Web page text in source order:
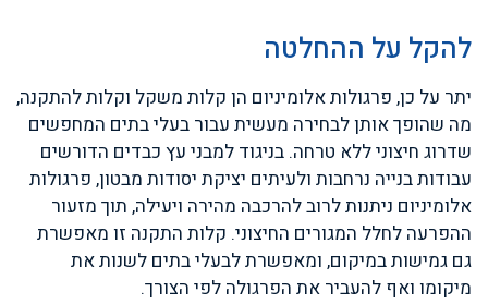
להקל על ההחלטה
יתר על כן, פרגולות אלומיניום הן קלות משקל וקלות להתקנה,
מה שהופך אותן לבחירה מעשית עבור בעלי בתים המחפשים
שדרוג חיצוני ללא טרחה. בניגוד למבני עץ כבדים הדורשים
עבודות בנייה נרחבות ולעיתים יציקת יסודות מבטון, פרגולות
אלומיניום ניתנות לרוב להרכבה מהירה ויעילה, תוך מזעור
ההפרעה לחלל המגורים החיצוני. קלות התקנה זו מאפשרת
גם גמישות במיקום, ומאפשרת לבעלי בתים לשנות את
מיקומו ואף להעביר את הפרגולה לפי הצורך.